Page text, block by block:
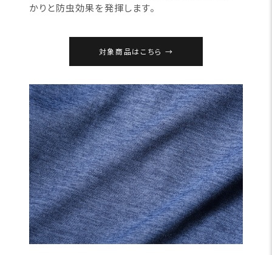
かりと防虫効果を発揮します。
対象商品はこちら